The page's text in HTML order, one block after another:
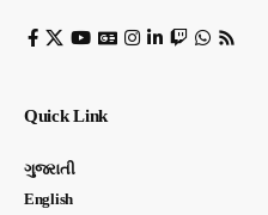
Quick Link
ગુજરાતી
English